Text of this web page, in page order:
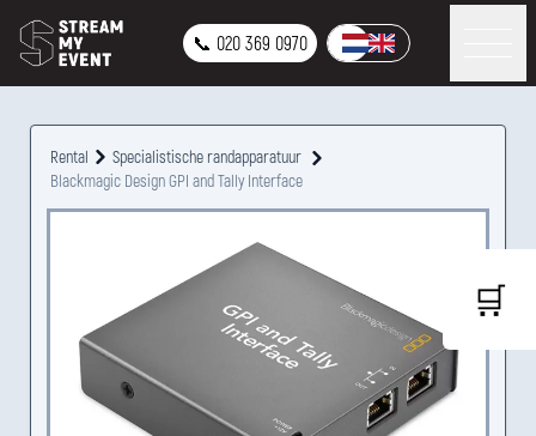
📞 020 369 0970
Rental
Specialistische randapparatuur
Blackmagic Design GPI and Tally Interface
🛒